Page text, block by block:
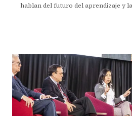
hablan del futuro del aprendizaje y